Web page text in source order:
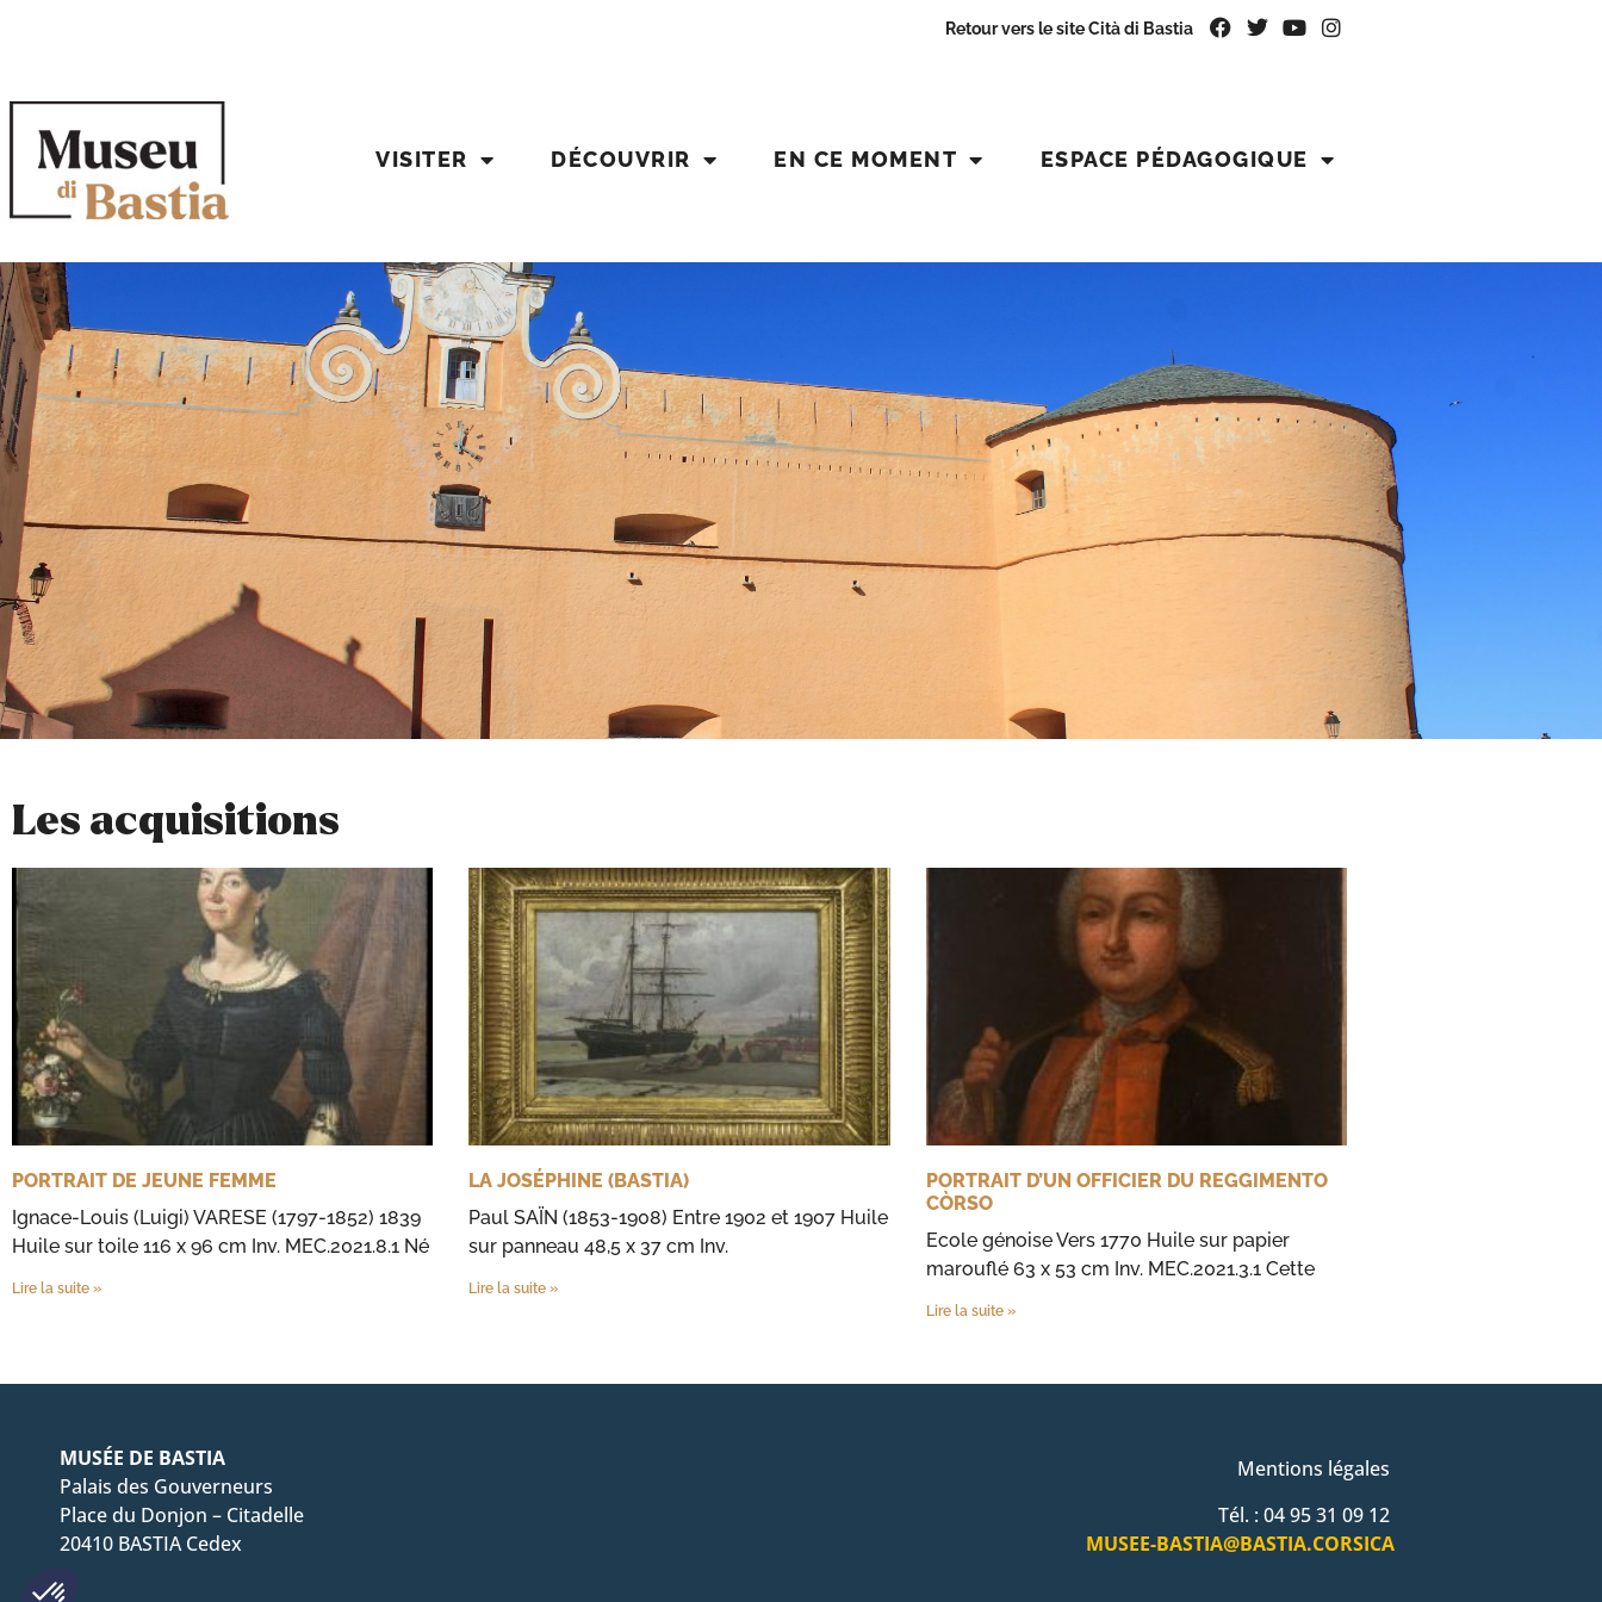
Axeptio consent
Plateforme de Gestion du Consentement : Personnalisez vos Options
Retour vers le site Cità di Bastia
VISITER DÉCOUVRIR EN CE MOMENT ESPACE PÉDAGOGIQUE
Les acquisitions
PORTRAIT DE JEUNE FEMME
Ignace-Louis (Luigi) VARESE (1797-1852) 1839
Huile sur toile 116 x 96 cm Inv. MEC.2021.8.1 Né
Lire la suite »
LA JOSÉPHINE (BASTIA)
Paul SAÏN (1853-1908) Entre 1902 et 1907 Huile
sur panneau 48,5 x 37 cm Inv.
Lire la suite »
PORTRAIT D’UN OFFICIER DU REGGIMENTO
CÒRSO
Ecole génoise Vers 1770 Huile sur papier
marouflé 63 x 53 cm Inv. MEC.2021.3.1 Cette
Lire la suite »
MUSÉE DE BASTIA
Palais des Gouverneurs
Place du Donjon – Citadelle
20410 BASTIA Cedex
Mentions légales
Tél. : 04 95 31 09 12
MUSEE-BASTIA@BASTIA.CORSICA